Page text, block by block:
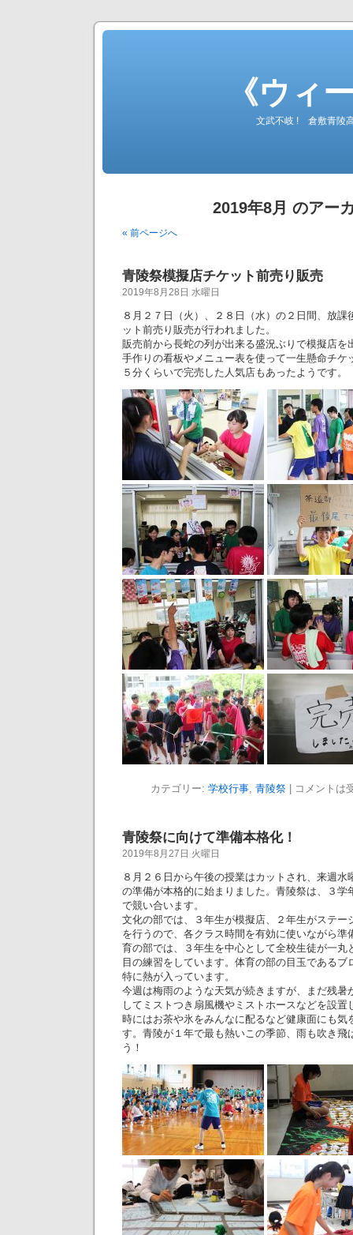
《ウィ
文武不岐 ! 倉敷青陵
2019年8月 のアー
« 前ページへ
青陵祭模擬店チケット前売り販売
2019年8月28日 水曜日
８月２７日（火）、２８日（水）の２日間、放課
ット前売り販売が行われました。
販売前から長蛇の列が出来る盛況ぶりで模擬店を
手作りの看板やメニュー表を使って一生懸命チケ
５分くらいで完売した人気店もあったようです。
カテゴリー: 学校行事, 青陵祭 コメントは
青陵祭に向けて準備本格化！
2019年8月27日 火曜日
８月２６日から午後の授業はカットされ、来週水
の準備が本格的に始まりました。青陵祭は、３学
で競い合います。
文化の部では、３年生が模擬店、２年生がステー
を行うので、各クラス時間を有効に使いながら準
育の部では、３年生を中心として全校生徒が一丸
目の練習をしています。体育の部の目玉であるブ
特に熱が入っています。
今週は梅雨のような天気が続きますが、まだ残暑
してミストつき扇風機やミストホースなどを設置
時にはお茶や氷をみんなに配るなど健康面にも気
す。青陵が１年で最も熱いこの季節、雨も吹き飛
う！